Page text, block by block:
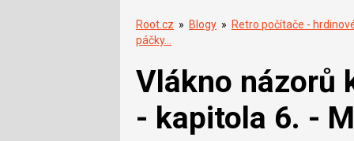
Root.cz » Blogy » Retro počítače -
páčky…
Vlákno názorů
- kapitola 6. -